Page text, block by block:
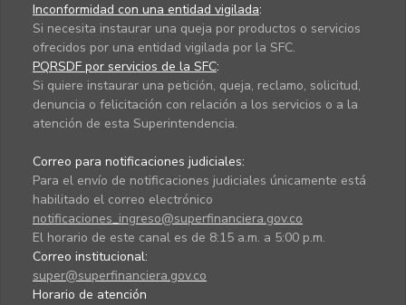
Inconformidad con una entidad vigilada:
Si necesita instaurar una queja por productos o servicios
ofrecidos por una entidad vigilada por la SFC.
PQRSDF por servicios de la SFC:
Si quiere instaurar una petición, queja, reclamo, solicitud,
denuncia o felicitación con relación a los servicios o a la
atención de esta Superintendencia.
Correo para notificaciones judiciales:
Para el envío de notificaciones judiciales únicamente está
habilitado el correo electrónico
notificaciones_ingreso@superfinanciera.gov.co
El horario de este canal es de 8:15 a.m. a 5:00 p.m.
Correo institucional:
super@superfinanciera.gov.co
Horario de atención